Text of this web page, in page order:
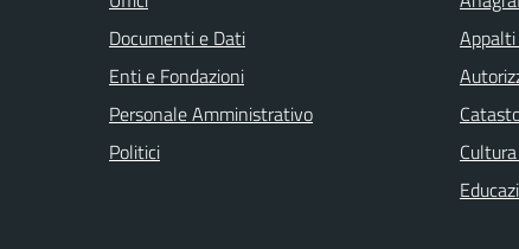
Documenti e Dati
Enti e Fondazioni
Personale Amministrativo
Politici